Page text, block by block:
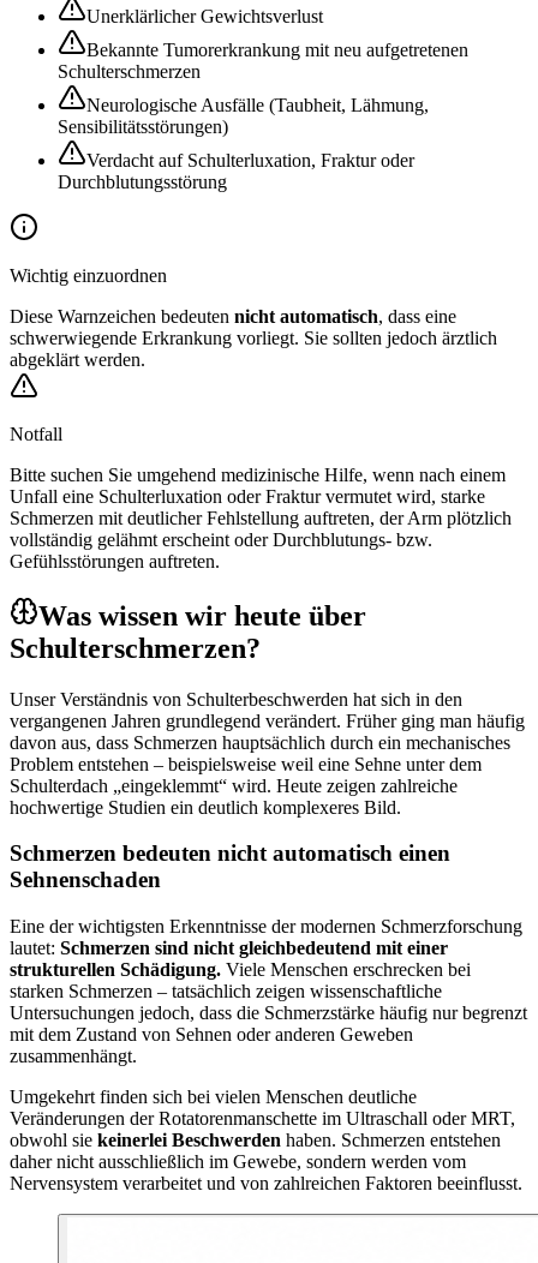
Unerklärlicher Gewichtsverlust
Bekannte Tumorerkrankung mit neu aufgetretenen
Schulterschmerzen
Neurologische Ausfälle (Taubheit, Lähmung,
Sensibilitätsstörungen)
Verdacht auf Schulterluxation, Fraktur oder
Durchblutungsstörung
Wichtig einzuordnen
Diese Warnzeichen bedeuten nicht automatisch, dass eine
schwerwiegende Erkrankung vorliegt. Sie sollten jedoch ärztlich
abgeklärt werden.
Notfall
Bitte suchen Sie umgehend medizinische Hilfe, wenn nach einem
Unfall eine Schulterluxation oder Fraktur vermutet wird, starke
Schmerzen mit deutlicher Fehlstellung auftreten, der Arm plötzlich
vollständig gelähmt erscheint oder Durchblutungs- bzw.
Gefühlsstörungen auftreten.
Was wissen wir heute über
Schulterschmerzen?
Unser Verständnis von Schulterbeschwerden hat sich in den
vergangenen Jahren grundlegend verändert. Früher ging man häufig
davon aus, dass Schmerzen hauptsächlich durch ein mechanisches
Problem entstehen – beispielsweise weil eine Sehne unter dem
Schulterdach „eingeklemmt“ wird. Heute zeigen zahlreiche
hochwertige Studien ein deutlich komplexeres Bild.
Schmerzen bedeuten nicht automatisch einen
Sehnenschaden
Eine der wichtigsten Erkenntnisse der modernen Schmerzforschung
lautet: Schmerzen sind nicht gleichbedeutend mit einer
strukturellen Schädigung. Viele Menschen erschrecken bei
starken Schmerzen – tatsächlich zeigen wissenschaftliche
Untersuchungen jedoch, dass die Schmerzstärke häufig nur begrenzt
mit dem Zustand von Sehnen oder anderen Geweben
zusammenhängt.
Umgekehrt finden sich bei vielen Menschen deutliche
Veränderungen der Rotatorenmanschette im Ultraschall oder MRT,
obwohl sie keinerlei Beschwerden haben. Schmerzen entstehen
daher nicht ausschließlich im Gewebe, sondern werden vom
Nervensystem verarbeitet und von zahlreichen Faktoren beeinflusst.